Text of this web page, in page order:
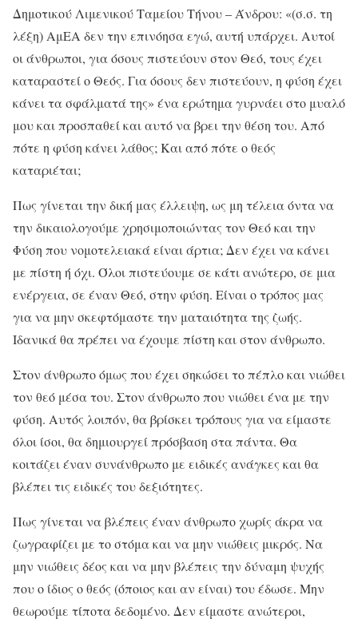
Δημοτικού Λιμενικού Ταμείου Τήνου – Άνδρου: «(σ.σ. τη
λέξη) ΑμΕΑ δεν την επινόησα εγώ, αυτή υπάρχει. Αυτοί
οι άνθρωποι, για όσους πιστεύουν στον Θεό, τους έχει
καταραστεί ο Θεός. Για όσους δεν πιστεύουν, η φύση έχει
κάνει τα σφάλματά της» ένα ερώτημα γυρνάει στο μυαλό
μου και προσπαθεί και αυτό να βρει την θέση του. Από
πότε η φύση κάνει λάθος; Και από πότε ο θεός
καταριέται;
Πως γίνεται την δική μας έλλειψη, ως μη τέλεια όντα να
την δικαιολογούμε χρησιμοποιώντας τον Θεό και την
Φύση που νομοτελειακά είναι άρτια; Δεν έχει να κάνει
με πίστη ή όχι. Όλοι πιστεύουμε σε κάτι ανώτερο, σε μια
ενέργεια, σε έναν Θεό, στην φύση. Είναι ο τρόπος μας
για να μην σκεφτόμαστε την ματαιότητα της ζωής.
Ιδανικά θα πρέπει να έχουμε πίστη και στον άνθρωπο.
Στον άνθρωπο όμως που έχει σηκώσει το πέπλο και νιώθει
τον θεό μέσα του. Στον άνθρωπο που νιώθει ένα με την
φύση. Αυτός λοιπόν, θα βρίσκει τρόπους για να είμαστε
όλοι ίσοι, θα δημιουργεί πρόσβαση στα πάντα. Θα
κοιτάζει έναν συνάνθρωπο με ειδικές ανάγκες και θα
βλέπει τις ειδικές του δεξιότητες.
Πως γίνεται να βλέπεις έναν άνθρωπο χωρίς άκρα να
ζωγραφίζει με το στόμα και να μην νιώθεις μικρός. Να
μην νιώθεις δέος και να μην βλέπεις την δύναμη ψυχής
που ο ίδιος ο θεός (όποιος και αν είναι) του έδωσε. Μην
θεωρούμε τίποτα δεδομένο. Δεν είμαστε ανώτεροι,